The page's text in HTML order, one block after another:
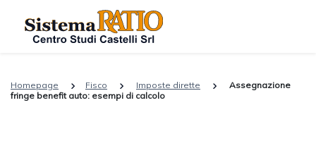
Homepage Fisco Imposte dirette
Assegnazione
fringe benefit auto: esempi di calcolo